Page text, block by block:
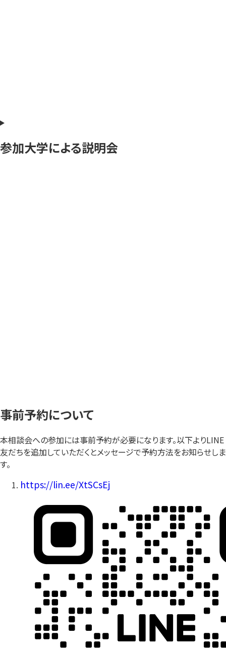
参加大学による説明会
事前予約について
本相談会への参加には事前予約が必要になります。以下よりLINE
友だちを追加していただくとメッセージで予約方法をお知らせしま
す。
https://lin.ee/XtSCsEj